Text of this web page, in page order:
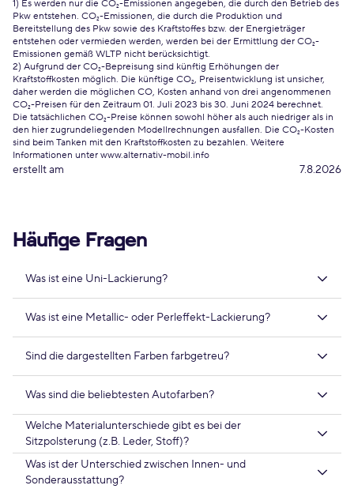
1) Es werden nur die CO₂-Emissionen angegeben, die durch den Betrieb des
Pkw entstehen. CO₂-Emissionen, die durch die Produktion und
Bereitstellung des Pkw sowie des Kraftstoffes bzw. der Energieträger
entstehen oder vermieden werden, werden bei der Ermittlung der CO₂-
Emissionen gemäß WLTP nicht berücksichtigt.
2) Aufgrund der CO₂-Bepreisung sind künftig Erhöhungen der
Kraftstoffkosten möglich. Die künftige CO₂, Preisentwicklung ist unsicher,
daher werden die möglichen CO, Kosten anhand von drei angenommenen
CO₂-Preisen für den Zeitraum 01. Juli 2023 bis 30. Juni 2024 berechnet.
Die tatsächlichen CO₂-Preise können sowohl höher als auch niedriger als in
den hier zugrundeliegenden Modellrechnungen ausfallen. Die CO₂-Kosten
sind beim Tanken mit den Kraftstoffkosten zu bezahlen. Weitere
Informationen unter www.alternativ-mobil.info
erstellt am 7.8.2026
Häufige Fragen
Was ist eine Uni-Lackierung?
Was ist eine Metallic- oder Perleffekt-Lackierung?
Sind die dargestellten Farben farbgetreu?
Was sind die beliebtesten Autofarben?
Welche Materialunterschiede gibt es bei der
Sitzpolsterung (z.B. Leder, Stoff)?
Was ist der Unterschied zwischen Innen- und
Sonderausstattung?